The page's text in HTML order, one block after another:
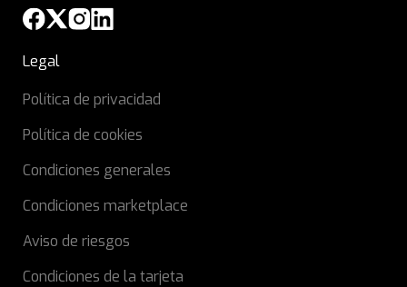
Legal
Política de privacidad
Política de cookies
Condiciones generales
Condiciones marketplace
Aviso de riesgos
Condiciones de la tarjeta